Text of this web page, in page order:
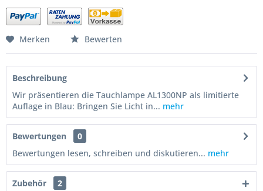
Merken Bewerten
Beschreibung
Wir präsentieren die Tauchlampe AL1300NP als limitierte
Auflage in Blau: Bringen Sie Licht in... mehr
Bewertungen
0
Bewertungen lesen, schreiben und diskutieren... mehr
Zubehör 2